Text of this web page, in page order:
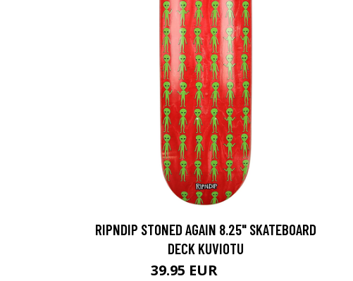
RIPNDIP STONED AGAIN 8.25" SKATEBOARD
DECK KUVIOTU
39.95 EUR